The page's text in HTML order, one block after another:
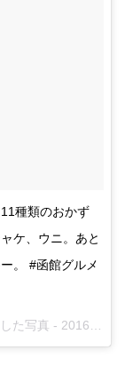
種類のおかず
ケ、ウニ。あと
。 #函館グルメ
た写真 - 2016 9月 17 6:02午後 PDT